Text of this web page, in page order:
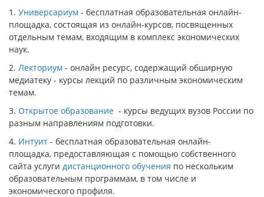
1. Универсариум - бесплатная образовательная онлайн-
площадка, состоящая из онлайн-курсов, посвященных
отдельным темам, входящим в комплекс экономических
наук.
2. Лекториум - онлайн ресурс, содержащий обширную
медиатеку - курсы лекций по различным экономическим
темам.
3. Открытое образование - курсы ведущих вузов России по
разным направлениям подготовки.
4. Интуит - бесплатная образовательная онлайн-
площадка, предоставляющая с помощью собственного
сайта услуги дистанционного обучения по нескольким
образовательным программам, в том числе и
экономического профиля.